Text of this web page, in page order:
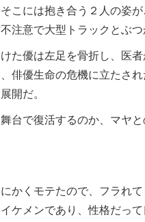
こには抱き合う２人の姿
注意で大型トラックとぶつ
た優は左足を骨折し、医
俳優生命の危機に立たさ
開だ。
台で復活するのか、マヤ
かくモテたので、フラれ
ケメンであり、性格だっ